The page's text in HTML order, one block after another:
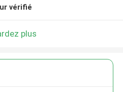
vérifié
plus